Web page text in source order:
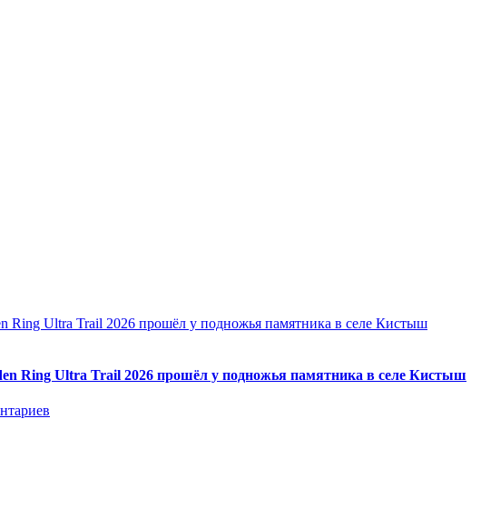
Ring Ultra Trail 2026 прошёл у подножья памятника в селе Кистыш
Ring Ultra Trail 2026 прошёл у подножья памятника в селе Кистыш